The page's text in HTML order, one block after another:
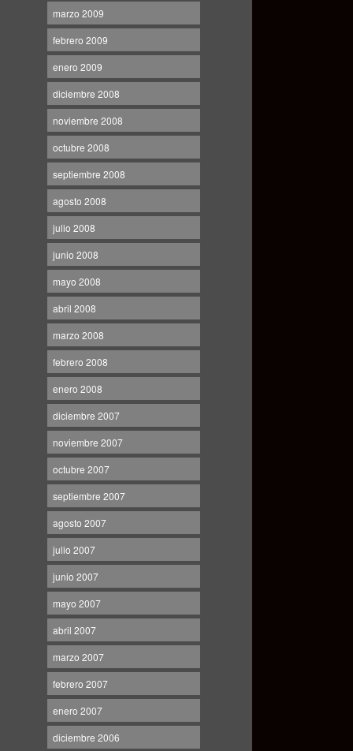
marzo 2009
febrero 2009
enero 2009
diciembre 2008
noviembre 2008
octubre 2008
septiembre 2008
agosto 2008
julio 2008
junio 2008
mayo 2008
abril 2008
marzo 2008
febrero 2008
enero 2008
diciembre 2007
noviembre 2007
octubre 2007
septiembre 2007
agosto 2007
julio 2007
junio 2007
mayo 2007
abril 2007
marzo 2007
febrero 2007
enero 2007
diciembre 2006